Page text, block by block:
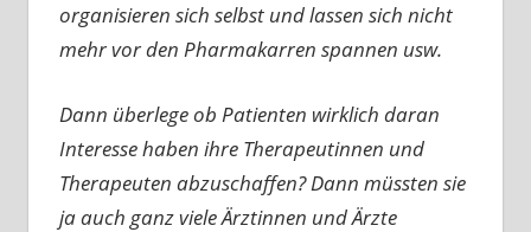
organisieren sich selbst und lassen sich nicht
mehr vor den Pharmakarren spannen usw.
Dann überlege ob Patienten wirklich daran
Interesse haben ihre Therapeutinnen und
Therapeuten abzuschaffen? Dann müssten sie
ja auch ganz viele Ärztinnen und Ärzte